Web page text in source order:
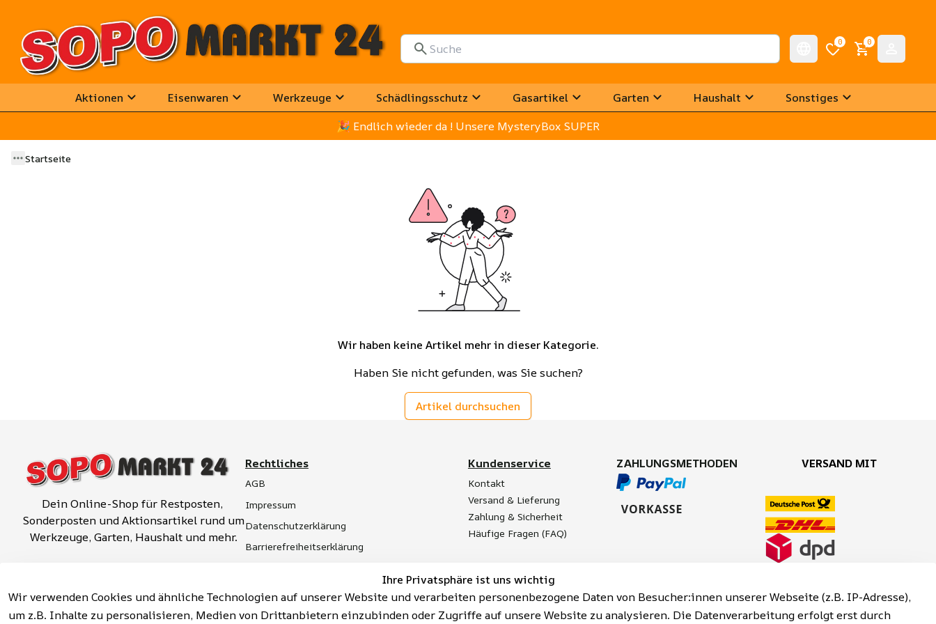
0 0
Aktionen Eisenwaren Werkzeuge Schädlingsschutz Gasartikel Garten Haushalt
Sonstiges
🎉 Endlich wieder da ! Unsere MysteryBox SUPER
Startseite
Wir haben keine Artikel mehr in dieser Kategorie.
Haben Sie nicht gefunden, was Sie suchen?
Artikel durchsuchen
Ihre Privatsphäre ist uns wichtig
Wir verwenden Cookies und ähnliche Technologien auf unserer Website und verarbeiten personenbezogene Daten von Besucher:innen unserer Webseite (z.B. IP-Adresse),
um z.B. Inhalte zu personalisieren, Medien von Drittanbietern einzubinden oder Zugriffe auf unsere Website zu analysieren. Die Datenverarbeitung erfolgt erst durch
Dein Online-Shop für Restposten,
Sonderposten und Aktionsartikel rund um
Werkzeuge, Garten, Haushalt und mehr.
Rechtliches
AGB
Impressum
Datenschutzerklärung
Barrierefreiheitserklärung
Kundenservice
Kontakt
Versand & Lieferung
Zahlung & Sicherheit
Häufige Fragen (FAQ)
ZAHLUNGSMETHODEN VERSAND MIT